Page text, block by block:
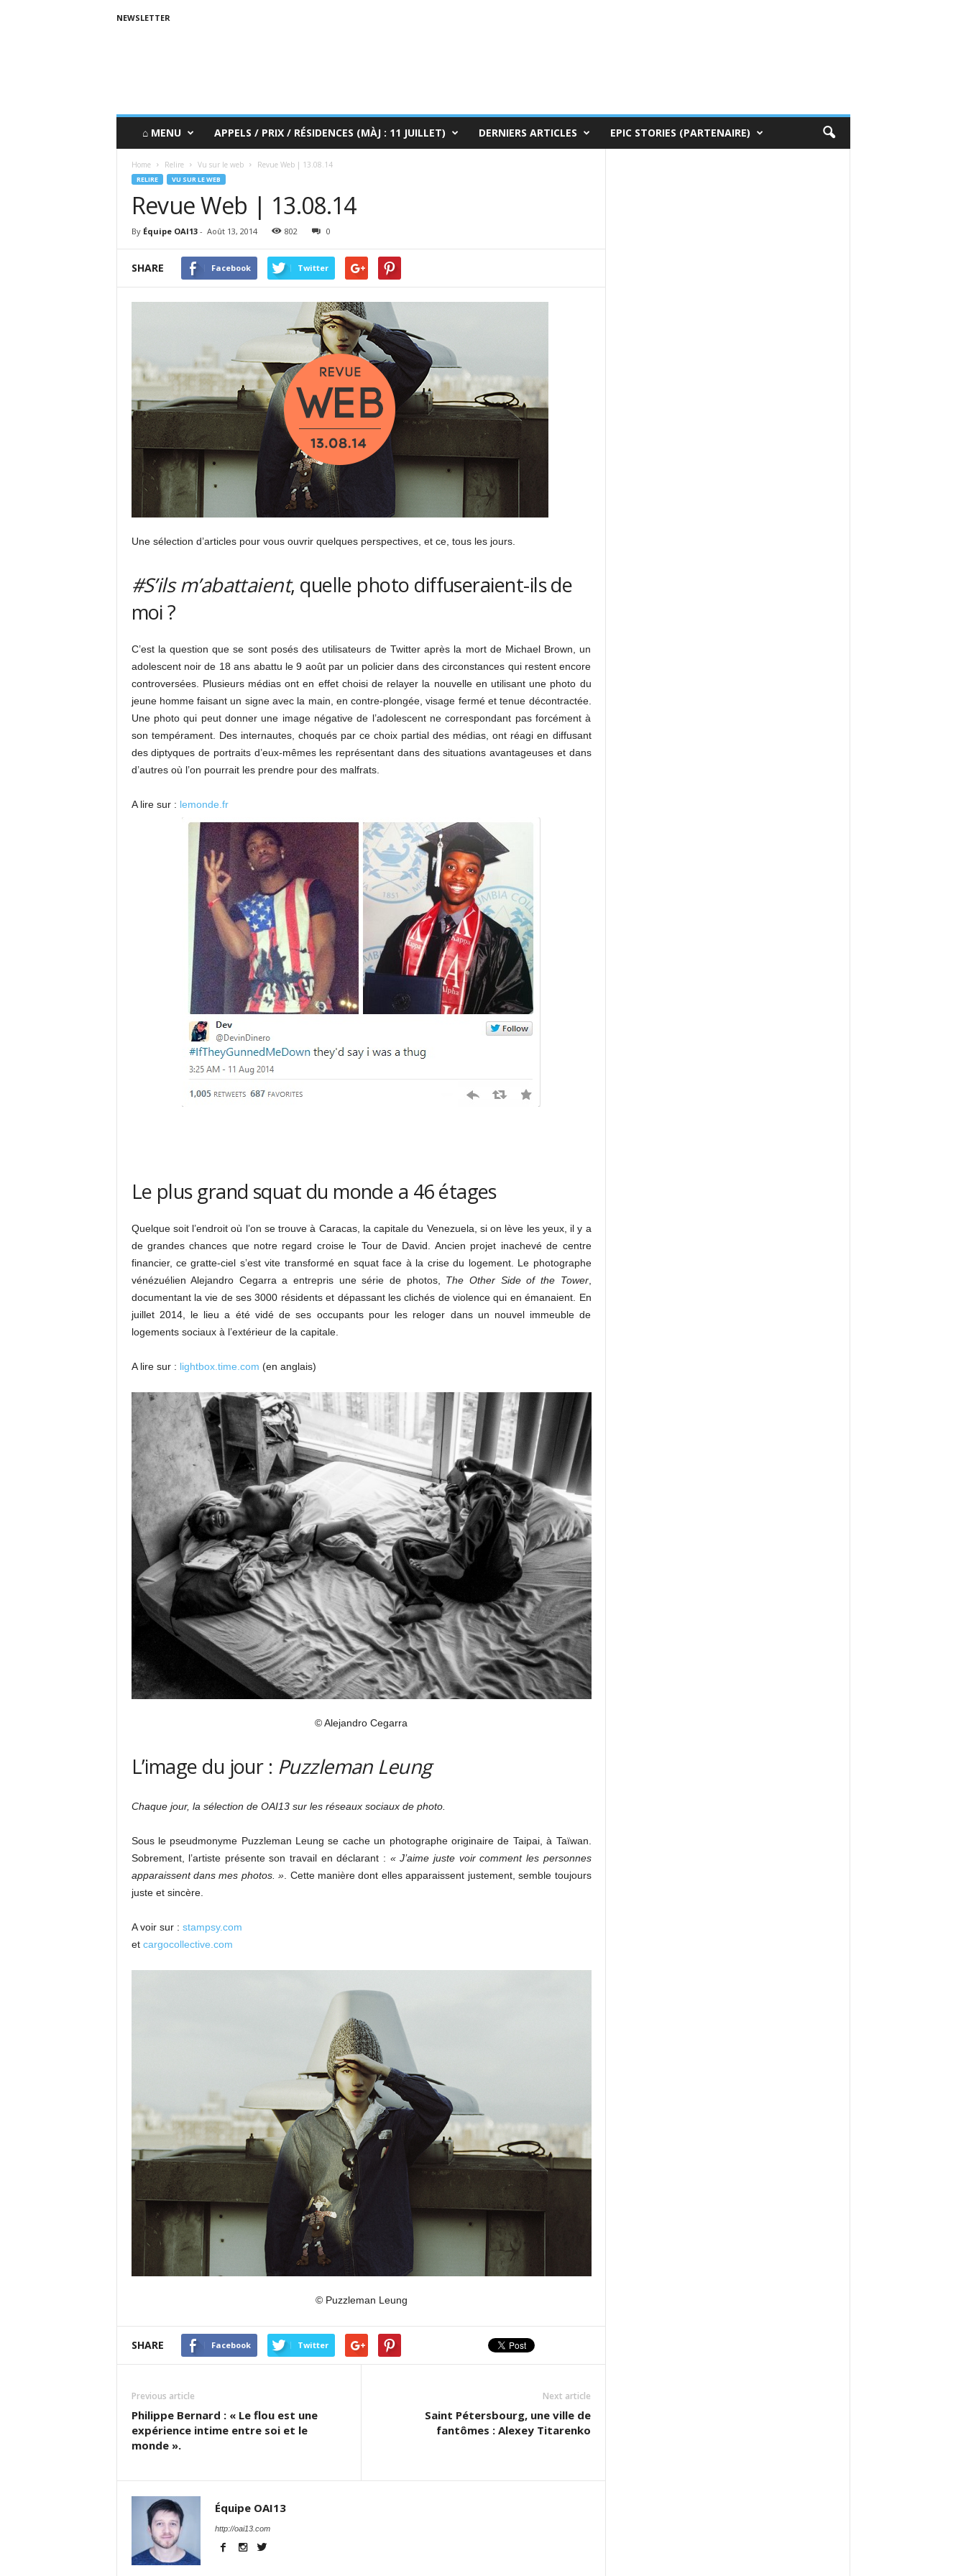
NEWSLETTER
⌂ MENU APPELS / PRIX / RÉSIDENCES (MÀJ : 11 JUILLET) DERNIERS ARTICLES EPIC STORIES (PARTENAIRE)
Home Relire Vu sur le web Revue Web | 13.08.14
RELIRE VU SUR LE WEB
Revue Web | 13.08.14
By Équipe OAI13- Août 13, 2014 802 0
SHARE Facebook Twitter
Une sélection d’articles pour vous ouvrir quelques perspectives, et ce, tous les jours.
#S’ils m’abattaient, quelle photo diffuseraient-ils de
moi ?
C’est la question que se sont posés des utilisateurs de Twitter après la mort de Michael Brown, un
adolescent noir de 18 ans abattu le 9 août par un policier dans des circonstances qui restent encore
controversées. Plusieurs médias ont en effet choisi de relayer la nouvelle en utilisant une photo du
jeune homme faisant un signe avec la main, en contre-plongée, visage fermé et tenue décontractée.
Une photo qui peut donner une image négative de l’adolescent ne correspondant pas forcément à
son tempérament. Des internautes, choqués par ce choix partial des médias, ont réagi en diffusant
des diptyques de portraits d’eux-mêmes les représentant dans des situations avantageuses et dans
d’autres où l’on pourrait les prendre pour des malfrats.
A lire sur : lemonde.fr
Le plus grand squat du monde a 46 étages
Quelque soit l’endroit où l’on se trouve à Caracas, la capitale du Venezuela, si on lève les yeux, il y a
de grandes chances que notre regard croise le Tour de David. Ancien projet inachevé de centre
financier, ce gratte-ciel s’est vite transformé en squat face à la crise du logement. Le photographe
vénézuélien Alejandro Cegarra a entrepris une série de photos, The Other Side of the Tower,
documentant la vie de ses 3000 résidents et dépassant les clichés de violence qui en émanaient. En
juillet 2014, le lieu a été vidé de ses occupants pour les reloger dans un nouvel immeuble de
logements sociaux à l’extérieur de la capitale.
A lire sur : lightbox.time.com (en anglais)
© Alejandro Cegarra
L’image du jour : Puzzleman Leung
Chaque jour, la sélection de OAI13 sur les réseaux sociaux de photo.
Sous le pseudmonyme Puzzleman Leung se cache un photographe originaire de Taipai, à Taïwan.
Sobrement, l’artiste présente son travail en déclarant : « J’aime juste voir comment les personnes
apparaissent dans mes photos. » . Cette manière dont elles apparaissent justement, semble toujours
juste et sincère.
A voir sur : stampsy.com
et cargocollective.com
© Puzzleman Leung
SHARE Facebook Twitter
Previous article
Philippe Bernard : « Le flou est une
expérience intime entre soi et le
monde ».
Next article
Saint Pétersbourg, une ville de
fantômes : Alexey Titarenko
Équipe OAI13
http://oai13.com